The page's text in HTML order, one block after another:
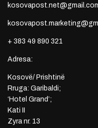
+ 383 49 890 321
Adresa:
Kosovë/ Prishtinë
Rruga: Garibaldi;
‘Hotel Grand’;
Kati II
Zyra nr. 13